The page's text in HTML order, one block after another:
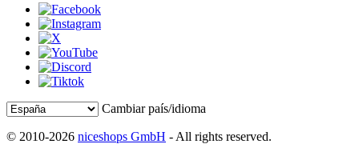
Cambiar país/idioma
© 2010-2026 niceshops GmbH - All rights reserved.